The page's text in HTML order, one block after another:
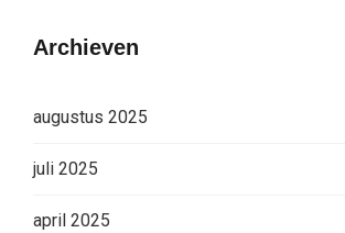
Archieven
augustus 2025
juli 2025
april 2025